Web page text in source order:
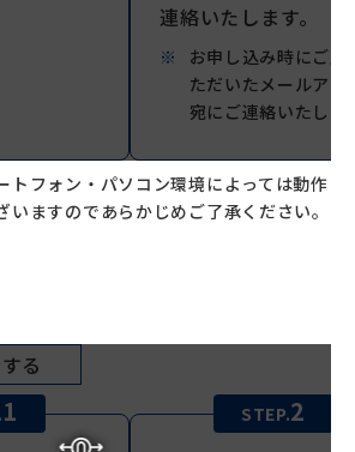
連絡いたします。
お申し込み時にご入
ただいたメールアド
宛にご連絡いたしま
トフォン・パソコン環境によっては動作
いますのであらかじめご了承ください。
る
1 STEP.2